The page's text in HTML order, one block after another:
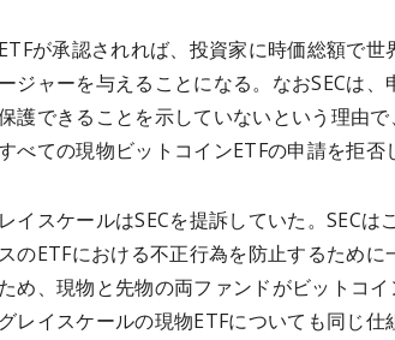
が承認されれば、投資家に時価総額で世
ジャーを与えることになる。なおSECは、
護できることを示していないという理由で
べての現物ビットコインETFの申請を拒否
イスケールはSECを提訴していた。SECは
のETFにおける不正行為を防止するために
め、現物と先物の両ファンドがビットコイ
レイスケールの現物ETFについても同じ仕